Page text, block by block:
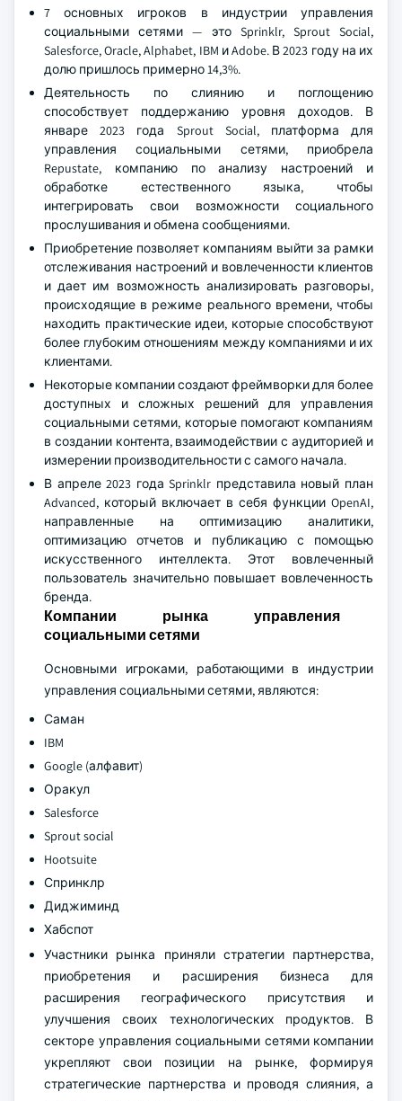
7 основных игроков в индустрии управления
социальными сетями — это Sprinklr, Sprout Social,
Salesforce, Oracle, Alphabet, IBM и Adobe. В 2023 году на их
долю пришлось примерно 14,3%.
Деятельность по слиянию и поглощению
способствует поддержанию уровня доходов. В
январе 2023 года Sprout Social, платформа для
управления социальными сетями, приобрела
Repustate, компанию по анализу настроений и
обработке естественного языка, чтобы
интегрировать свои возможности социального
прослушивания и обмена сообщениями.
Приобретение позволяет компаниям выйти за рамки
отслеживания настроений и вовлеченности клиентов
и дает им возможность анализировать разговоры,
происходящие в режиме реального времени, чтобы
находить практические идеи, которые способствуют
более глубоким отношениям между компаниями и их
клиентами.
Некоторые компании создают фреймворки для более
доступных и сложных решений для управления
социальными сетями, которые помогают компаниям
в создании контента, взаимодействии с аудиторией и
измерении производительности с самого начала.
В апреле 2023 года Sprinklr представила новый план
Advanced, который включает в себя функции OpenAI,
направленные на оптимизацию аналитики,
оптимизацию отчетов и публикацию с помощью
искусственного интеллекта. Этот вовлеченный
пользователь значительно повышает вовлеченность
бренда.
Компании рынка управления
социальными сетями
Основными игроками, работающими в индустрии
управления социальными сетями, являются:
Саман
IBM
Google (алфавит)
Оракул
Salesforce
Sprout social
Hootsuite
Спринклр
Диджиминд
Хабспот
Участники рынка приняли стратегии партнерства,
приобретения и расширения бизнеса для
расширения географического присутствия и
улучшения своих технологических продуктов. В
секторе управления социальными сетями компании
укрепляют свои позиции на рынке, формируя
стратегические партнерства и проводя слияния, а